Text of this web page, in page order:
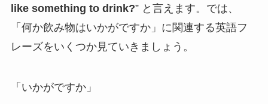
like something to drink?” と言えます。では、
「何か飲み物はいかがですか」に関連する英語フ
レーズをいくつか見ていきましょう。
「いかがですか」